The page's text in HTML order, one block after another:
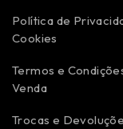
Política de
Cookies
Termos e
Venda
Trocas e